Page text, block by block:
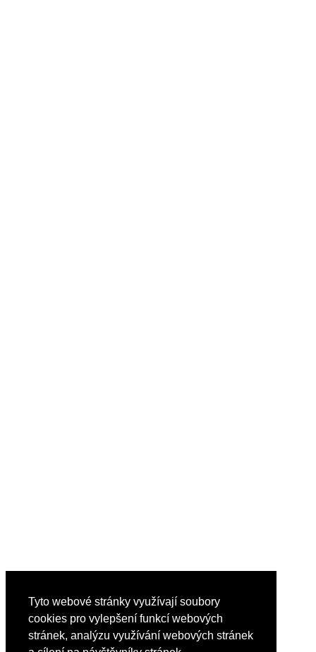
Tyto webové stránky využívají soubory
cookies pro vylepšení funkcí webových
stránek, analýzu využívání webových stránek